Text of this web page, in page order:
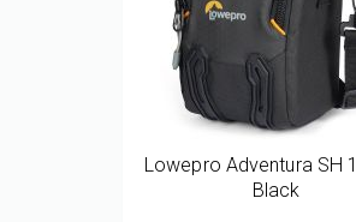
Lowepro Adventura SH
Black